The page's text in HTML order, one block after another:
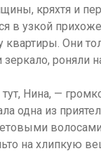
кряхтя и
в узкой
квартиры. Они
роняли
Нина, —
одна из
на хлипкую